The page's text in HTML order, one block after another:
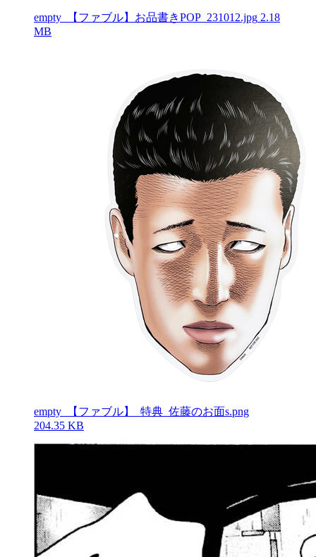
empty_【ファブル】お品書きPOP_231012.jpg 2.18
MB
empty_【ファブル】_特典_佐藤のお面s.png
204.35 KB